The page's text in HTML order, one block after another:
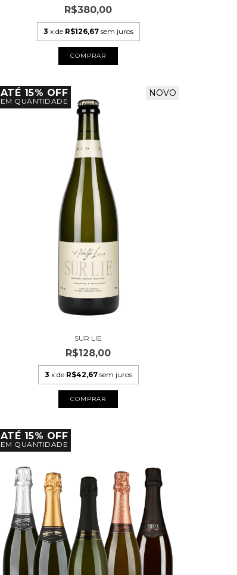
R$380,00
3 x de R$126,67 sem juros
ATÉ 15% OFF
EM QUANTIDADE
NOVO
SUR LIE
R$128,00
3 x de R$42,67 sem juros
ATÉ 15% OFF
EM QUANTIDADE